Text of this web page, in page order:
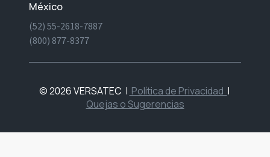
México
(52) 55-2618-7887
(800) 877-8377
© 2026 VERSATEC | Política de Privacidad |
Quejas o Sugerencias